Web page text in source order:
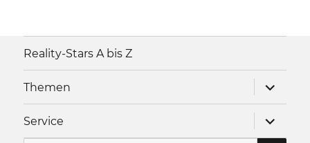
Reality-Stars A bis Z
Themen
anzeigen
Service
anzeigen